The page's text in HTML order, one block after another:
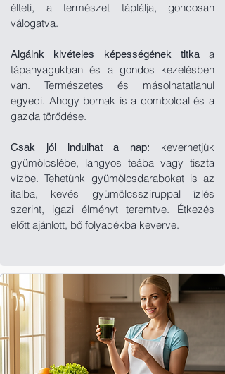
élteti, a természet táplálja, gondosan
válogatva.
Algáink kivételes képességének titka a
tápanyagukban és a gondos kezelésben
van. Természetes és másolhatatlanul
egyedi. Ahogy bornak is a domboldal és a
gazda törődése.
Csak jól indulhat a nap:
keverhetjük
gyümölcslébe, langyos teába vagy tiszta
vízbe. Tehetünk gyümölcsdarabokat is az
italba, kevés gyümölcssziruppal ízlés
szerint, igazi élményt teremtve. Étkezés
előtt ajánlott, bő folyadékba keverve.